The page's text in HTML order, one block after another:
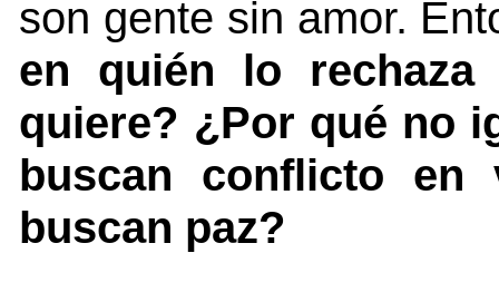
son gente sin amor.
en quién lo
quiere? ¿Por qué no
buscan conflicto
buscan paz?